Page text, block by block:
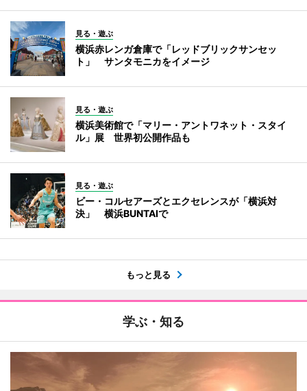
見る・遊ぶ
横浜赤レンガ倉庫で「レッドブリックサンセッ
ト」 サンタモニカをイメージ
見る・遊ぶ
横浜美術館で「マリー・アントワネット・スタイ
ル」展 世界初公開作品も
見る・遊ぶ
ビー・コルセアーズとエクセレンスが「横浜対
決」 横浜BUNTAIで
もっと見る
学ぶ・知る